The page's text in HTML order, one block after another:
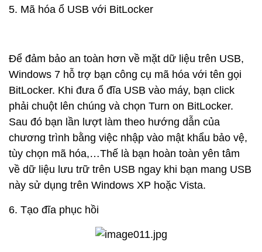
5. Mã hóa ổ USB với BitLocker
Để đảm bảo an toàn hơn về mặt dữ liệu trên USB,
Windows 7 hỗ trợ bạn công cụ mã hóa với tên gọi
BitLocker. Khi đưa ổ đĩa USB vào máy, bạn click
phải chuột lên chúng và chọn Turn on BitLocker.
Sau đó bạn lần lượt làm theo hướng dẫn của
chương trình bằng việc nhập vào mật khẩu bảo vệ,
tùy chọn mã hóa,…Thế là bạn hoàn toàn yên tâm
về dữ liệu lưu trữ trên USB ngay khi bạn mang USB
này sử dụng trên Windows XP hoặc Vista.
6. Tạo đĩa phục hồi